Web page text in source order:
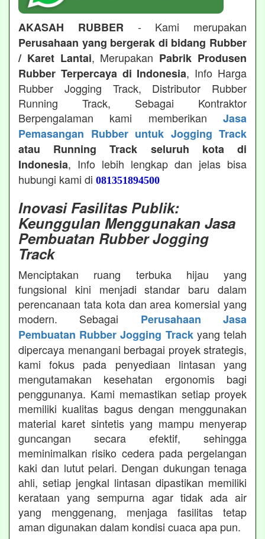
AKASAH RUBBER - Kami merupakan
Perusahaan yang bergerak di bidang Rubber
/ Karet Lantai, Merupakan Pabrik Produsen
Rubber Terpercaya di Indonesia, Info Harga
Rubber Jogging Track, Distributor Rubber
Running Track, Sebagai Kontraktor
Berpengalaman kami memberikan Jasa
Pemasangan Rubber untuk Jogging Track
atau Running Track seluruh kota di
Indonesia, Info lebih lengkap dan jelas bisa
hubungi kami di 081351894500
Inovasi Fasilitas Publik:
Keunggulan Menggunakan Jasa
Pembuatan Rubber Jogging
Track
Menciptakan ruang terbuka hijau yang
fungsional kini menjadi standar baru dalam
perencanaan tata kota dan area komersial yang
modern. Sebagai Perusahaan Jasa
Pembuatan Rubber Jogging Trackyang telah
dipercaya menangani berbagai proyek strategis,
kami fokus pada penyediaan lintasan yang
mengutamakan kesehatan ergonomis bagi
penggunanya. Kami memastikan setiap proyek
memiliki kualitas bagus dengan menggunakan
material karet sintetis yang mampu menyerap
guncangan secara efektif, sehingga
meminimalkan risiko cedera pada pergelangan
kaki dan lutut pelari. Dengan dukungan tenaga
ahli, setiap jengkal lintasan dipastikan memiliki
kerataan yang sempurna agar tidak ada air
yang menggenang, menjaga fasilitas tetap
aman digunakan dalam kondisi cuaca apa pun.